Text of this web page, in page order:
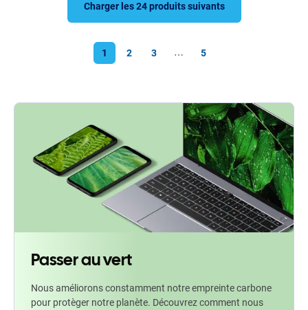
Charger les 24 produits suivants
1 2 3 ⋯ 5
Passer au vert
Nous améliorons constamment notre empreinte carbone
pour protèger notre planète. Découvrez comment nous